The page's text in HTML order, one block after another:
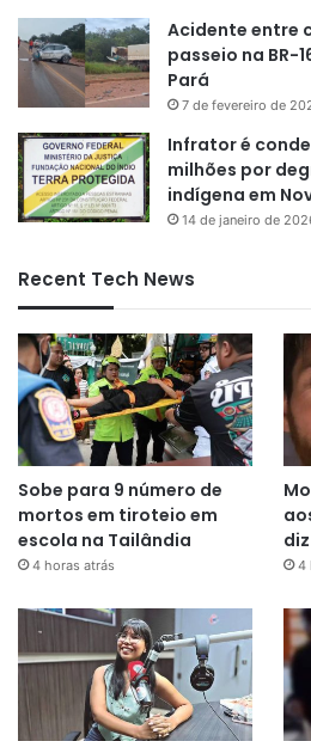
Acidente entre
passeio na BR-
Pará
7 de fevereiro de
Infrator é
milhões por
indígena em
14 de janeiro de
Recent Tech News
Sobe para 9 número de
mortos em tiroteio em
escola na Tailândia
4 horas atrás 4